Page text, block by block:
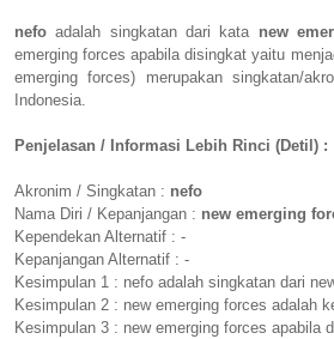
nefo adalah singkatan dari kata new
emerging forces apabila disingkat yaitu
emerging forces) merupakan singkatan/
Indonesia.
Penjelasan / Informasi Lebih Rinci (Detil) :
Akronim / Singkatan : nefo
Nama Diri / Kepanjangan : new emerging
Kependekan Alternatif : -
Kepanjangan Alternatif : -
Kesimpulan 1 : nefo adalah singkatan dari
Kesimpulan 2 : new emerging forces adalah
Kesimpulan 3 : new emerging forces apabila